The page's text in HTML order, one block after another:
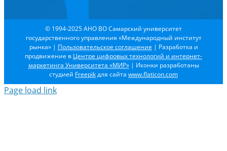
© 1994-2025 АНО ВО Самарский университет
государственного управления «Международный институт
рынка» | Пользовательское соглашение | Разработка и
продвижение в Центре цифровых технологий и интернет-
маркетинга Университета «МИР»| Иконки разработаны
студией Freepikдля сайта www.flaticon.com
Page load link